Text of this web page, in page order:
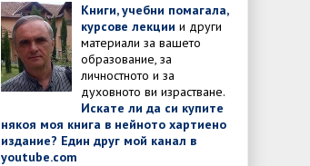
Книги, учебни помагала,
курсове лекции и други
материали за вашето
образование, за
личностното и за
духовното ви израстване.
Искате ли да си купите
някоя моя книга в нейното хартиено
издание? Един друг мой канал в
youtube.com